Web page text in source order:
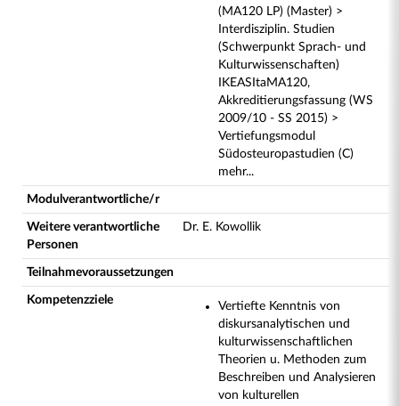
(MA120 LP) (Master) >
Interdisziplin. Studien
(Schwerpunkt Sprach- und
Kulturwissenschaften)
IKEASItaMA120,
Akkreditierungsfassung (WS
2009/10 - SS 2015) >
Vertiefungsmodul
Südosteuropastudien (C)
mehr...
Modulverantwortliche/r
Weitere verantwortliche
Personen
Dr. E. Kowollik
Teilnahmevoraussetzungen
Kompetenzziele
Vertiefte Kenntnis von
diskursanalytischen und
kulturwissenschaftlichen
Theorien u. Methoden zum
Beschreiben und Analysieren
von kulturellen